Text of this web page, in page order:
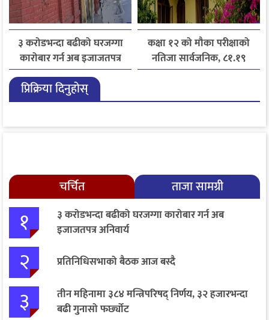
३ करोडभन्दा बढीको घरजग्गा
कारोबार गर्न अब इजाजतपत्र
अनिवार्य
कक्षा १२ को मौका परीक्षाको
नतिजा सार्वजनिक, ८१.१९
प्रतिशत विद्यार्थी उत्तीर्ण
प्रिक्रिया दिनुहोस्
चर्चित ताजा सामग्री
१
३ करोडभन्दा बढीको घरजग्गा कारोबार गर्न अब
इजाजतपत्र अनिवार्य
२ प्रतिनिधिसभाको बैठक आज बस्दै
३
तीन महिनामा ३८४ मन्त्रिपरिषद् निर्णय, ३२ हजारभन्दा
बढी गुनासो फर्छ्योट